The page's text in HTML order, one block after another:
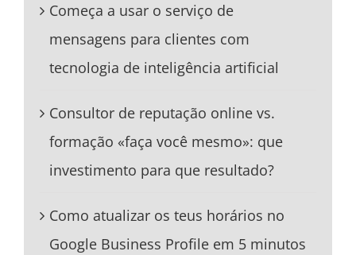
Começa a usar o serviço de
mensagens para clientes com
tecnologia de inteligência artificial
Consultor de reputação online vs.
formação «faça você mesmo»: que
investimento para que resultado?
Como atualizar os teus horários no
Google Business Profile em 5 minutos